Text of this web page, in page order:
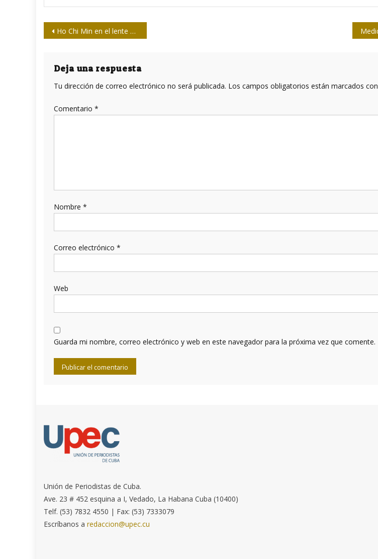
Navegación
entradas
Ho Chi Min en el lente del cineasta cubano Santiago Álvarez
Deja una respuesta
Tu dirección de correo electrónico no será publicada. Los campos obligatorios están marcados con
Comentario *
Nombre *
Correo electrónico *
Web
Guarda mi nombre, correo electrónico y web en este navegador para la próxima vez que comente.
Unión de Periodistas de Cuba.
Ave. 23 # 452 esquina a I, Vedado, La Habana Cuba (10400)
Telf. (53) 7832 4550 | Fax: (53) 7333079
Escríbanos aredaccion@upec.cu